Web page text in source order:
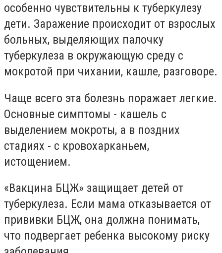
особенно чувствительны к туберкулезу
дети. Заражение происходит от взрослых
больных, выделяющих палочку
туберкулеза в окружающую среду с
мокротой при чихании, кашле, разговоре.
Чаще всего эта болезнь поражает легкие.
Основные симптомы - кашель с
выделением мокроты, а в поздних
стадиях - с кровохарканьем,
истощением.
«Вакцина БЦЖ» защищает детей от
туберкулеза. Если мама отказывается от
прививки БЦЖ, она должна понимать,
что подвергает ребенка высокому риску